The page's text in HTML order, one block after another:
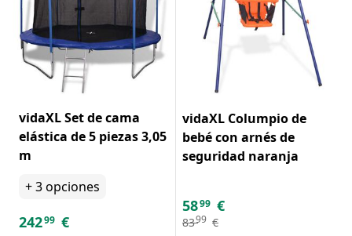
vidaXL Set de cama
elástica de 5 piezas 3,05
m
+3opciones
24299 €
vidaXL Columpio de
bebé con arnés de
seguridad naranja
5899 €
8399 €